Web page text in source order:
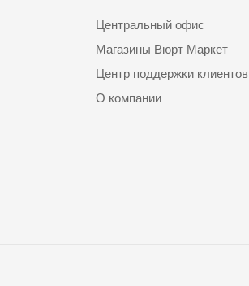
Центральный офис
Магазины Вюрт Маркет
Центр поддержки клиентов
О компании